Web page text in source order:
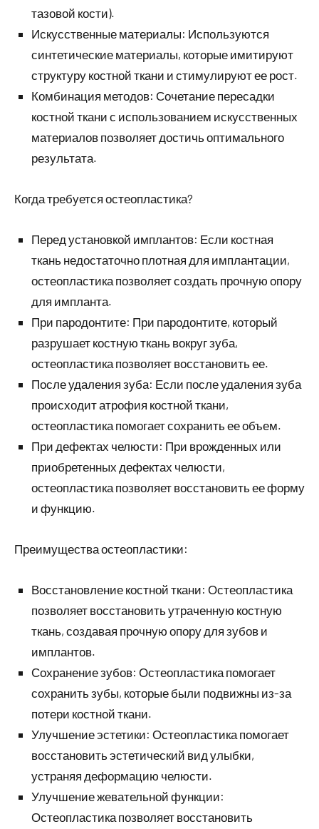
тазовой кости).
Искусственные материалы: Используются
синтетические материалы, которые имитируют
структуру костной ткани и стимулируют ее рост.
Комбинация методов: Сочетание пересадки
костной ткани с использованием искусственных
материалов позволяет достичь оптимального
результата.
Когда требуется остеопластика?
Перед установкой имплантов: Если костная
ткань недостаточно плотная для имплантации,
остеопластика позволяет создать прочную опору
для импланта.
При пародонтите: При пародонтите, который
разрушает костную ткань вокруг зуба,
остеопластика позволяет восстановить ее.
После удаления зуба: Если после удаления зуба
происходит атрофия костной ткани,
остеопластика помогает сохранить ее объем.
При дефектах челюсти: При врожденных или
приобретенных дефектах челюсти,
остеопластика позволяет восстановить ее форму
и функцию.
Преимущества остеопластики:
Восстановление костной ткани: Остеопластика
позволяет восстановить утраченную костную
ткань, создавая прочную опору для зубов и
имплантов.
Сохранение зубов: Остеопластика помогает
сохранить зубы, которые были подвижны из-за
потери костной ткани.
Улучшение эстетики: Остеопластика помогает
восстановить эстетический вид улыбки,
устраняя деформацию челюсти.
Улучшение жевательной функции:
Остеопластика позволяет восстановить